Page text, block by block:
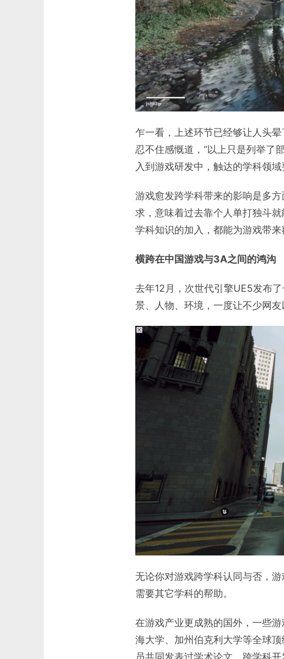
乍一看，上述环节已经够让人头
忍不住感慨道，“以上只是列举了
入到游戏研发中，触达的学科领域
游戏愈发跨学科带来的影响是多
求，意味着过去靠个人单打独斗
学科知识的加入，都能为游戏带
横跨在中国游戏与3A之间的鸿沟
去年12月，次世代引擎UE5发布
景、人物、环境，一度让不少网
无论你对游戏跨学科认同与否，
需要其它学科的帮助。
在游戏产业更成熟的国外，一些
海大学、加州伯克利大学等全球
员共同发表过学术论文，跨学科